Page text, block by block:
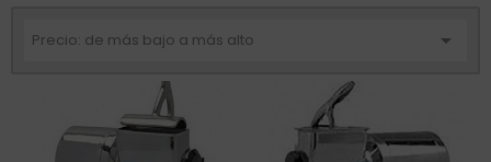
Precio: de más bajo a más alto 